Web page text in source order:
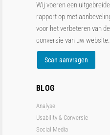
Wij voeren een
rapport op met
voor het verbeteren van
conversie van uw website.
Scan aanvragen
BLOG
Analyse
Usability & Conversie
Social Media